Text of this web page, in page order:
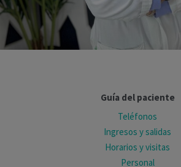
Guía del paciente
Teléfonos
Ingresos y salidas
Horarios y visitas
Personal